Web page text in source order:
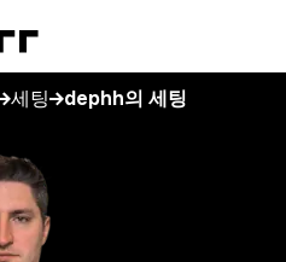
세팅 dephh의 세팅